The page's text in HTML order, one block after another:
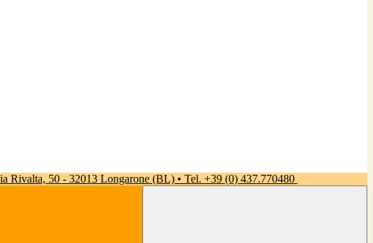
Rivalta, 50 - 32013 Longarone (BL) • Tel. +39 (0) 437.770480